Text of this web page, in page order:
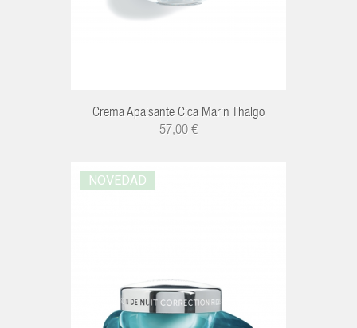
Crema Apaisante Cica Marin Thalgo
57,00 €
NOVEDAD